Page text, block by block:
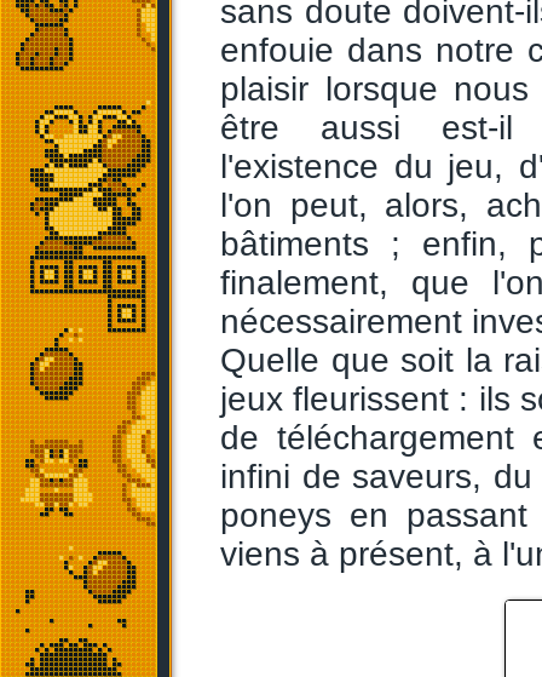
sans doute doivent-
enfouie dans notre
plaisir lorsque
être aussi est-il
l'existence du jeu,
l'on peut, alors,
bâtiments ; enfin,
finalement, que
nécessairement
Quelle que soit la
jeux fleurissent : ils
de
infini de saveurs,
poneys en
viens à présent, à